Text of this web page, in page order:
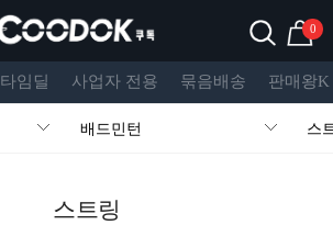
0
타임딜 사업자 전용 묶음배송 판매왕K
배드민턴 스
스트링